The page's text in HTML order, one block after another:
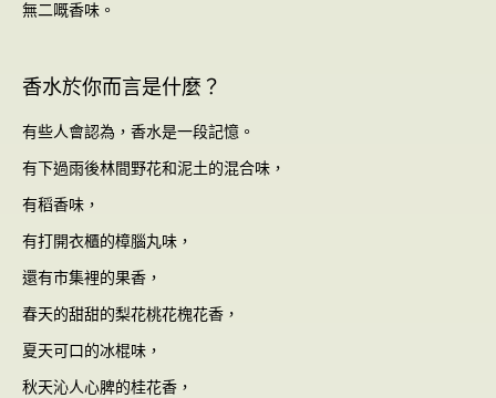
無二嘅香味。
香水於你而言是什麼？
有些人會認為，香水是一段記憶。
有下過雨後林間野花和泥土的混合味，
有稻香味，
有打開衣櫃的樟腦丸味，
還有市集裡的果香，
春天的甜甜的梨花桃花槐花香，
夏天可口的冰棍味，
秋天沁人心脾的桂花香，